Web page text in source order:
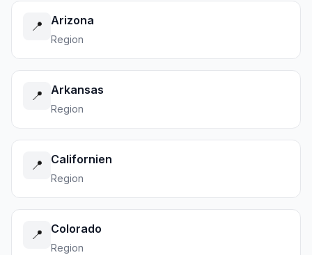
📍 Arizona
Region
📍 Arkansas
Region
📍 Californien
Region
📍 Colorado
Region